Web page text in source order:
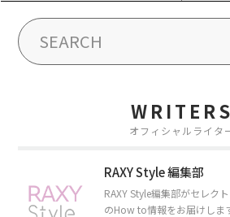
WRITERS
オフィシャルライタ
RAXY Style 編集部
RAXY Style編集部がセレク
のHow to情報をお届けしま